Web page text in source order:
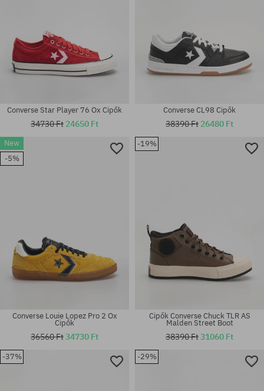
Elérhető méretek:
Converse Star Player 76 Ox Cipők
34730 Ft 24650 Ft
Converse CL98 Cipők
38390 Ft 26480 Ft
New
-5%
Converse Louie Lopez Pro 2 Ox
Cipők
36560 Ft34730 Ft
-19%
Cipők Converse Chuck TLR AS
Malden Street Boot
38390 Ft31060 Ft
-37% -29%